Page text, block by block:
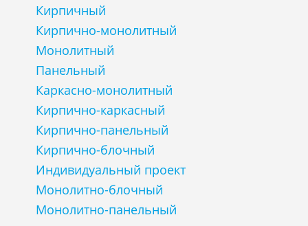
Кирпичный
Кирпично-монолитный
Монолитный
Панельный
Каркасно-монолитный
Кирпично-каркасный
Кирпично-панельный
Кирпично-блочный
Индивидуальный проект
Монолитно-блочный
Монолитно-панельный